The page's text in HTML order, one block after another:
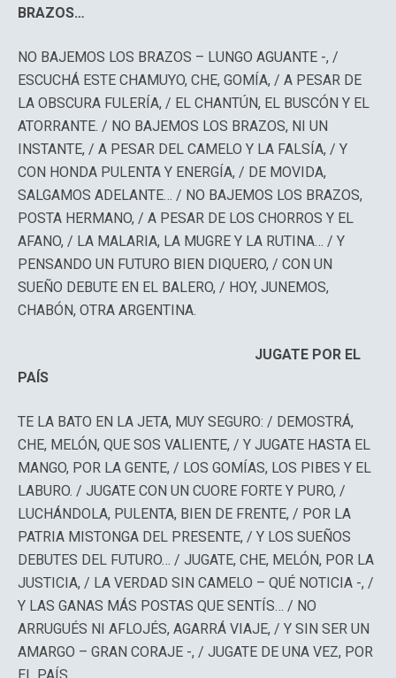
BRAZOS…
NO BAJEMOS LOS BRAZOS – LUNGO AGUANTE -, /
ESCUCHÁ ESTE CHAMUYO, CHE, GOMÍA, / A PESAR DE
LA OBSCURA FULERÍA, / EL CHANTÚN, EL BUSCÓN Y EL
ATORRANTE. / NO BAJEMOS LOS BRAZOS, NI UN
INSTANTE, / A PESAR DEL CAMELO Y LA FALSÍA, / Y
CON HONDA PULENTA Y ENERGÍA, / DE MOVIDA,
SALGAMOS ADELANTE… / NO BAJEMOS LOS BRAZOS,
POSTA HERMANO, / A PESAR DE LOS CHORROS Y EL
AFANO, / LA MALARIA, LA MUGRE Y LA RUTINA… / Y
PENSANDO UN FUTURO BIEN DIQUERO, / CON UN
SUEÑO DEBUTE EN EL BALERO, / HOY, JUNEMOS,
CHABÓN, OTRA ARGENTINA.
JUGATE POR EL
PAÍS
TE LA BATO EN LA JETA, MUY SEGURO: / DEMOSTRÁ,
CHE, MELÓN, QUE SOS VALIENTE, / Y JUGATE HASTA EL
MANGO, POR LA GENTE, / LOS GOMÍAS, LOS PIBES Y EL
LABURO. / JUGATE CON UN CUORE FORTE Y PURO, /
LUCHÁNDOLA, PULENTA, BIEN DE FRENTE, / POR LA
PATRIA MISTONGA DEL PRESENTE, / Y LOS SUEÑOS
DEBUTES DEL FUTURO… / JUGATE, CHE, MELÓN, POR LA
JUSTICIA, / LA VERDAD SIN CAMELO – QUÉ NOTICIA -, /
Y LAS GANAS MÁS POSTAS QUE SENTÍS… / NO
ARRUGUÉS NI AFLOJÉS, AGARRÁ VIAJE, / Y SIN SER UN
AMARGO – GRAN CORAJE -, / JUGATE DE UNA VEZ, POR